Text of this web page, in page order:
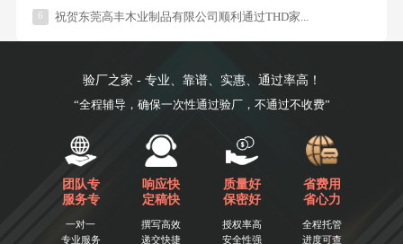
6 祝贺东莞高丰木业制品有限公司顺利通过THD家...
验厂之家 - 专业、靠谱、实惠、通过率高！
“全程辅导，确保一次性通过验厂，不通过不收费”
团队专
服务专
一对一
专业服务
响应快
定稿快
撰写高效
递交快捷
质量好
保密好
授权率高
安全性强
省费用
省心力
全程托管
进度可查